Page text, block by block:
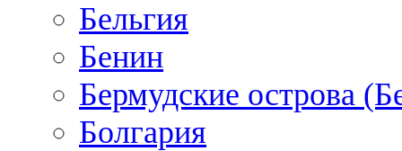
Бельгия
Бенин
Бермудские острова
Болгария